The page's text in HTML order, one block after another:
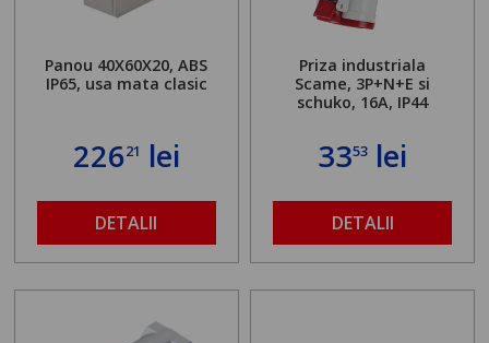
Panou 40X60X20, ABS
IP65, usa mata clasic
22621 lei
DETALII
Priza industriala
Scame, 3P+N+E si
schuko, 16A, IP44
3353 lei
DETALII